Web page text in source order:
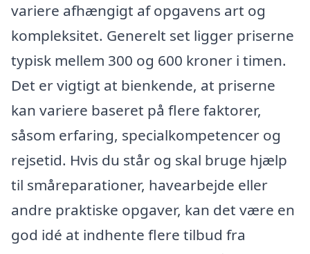
variere afhængigt af opgavens art og
kompleksitet. Generelt set ligger priserne
typisk mellem 300 og 600 kroner i timen.
Det er vigtigt at bienkende, at priserne
kan variere baseret på flere faktorer,
såsom erfaring, specialkompetencer og
rejsetid. Hvis du står og skal bruge hjælp
til småreparationer, havearbejde eller
andre praktiske opgaver, kan det være en
god idé at indhente flere tilbud fra